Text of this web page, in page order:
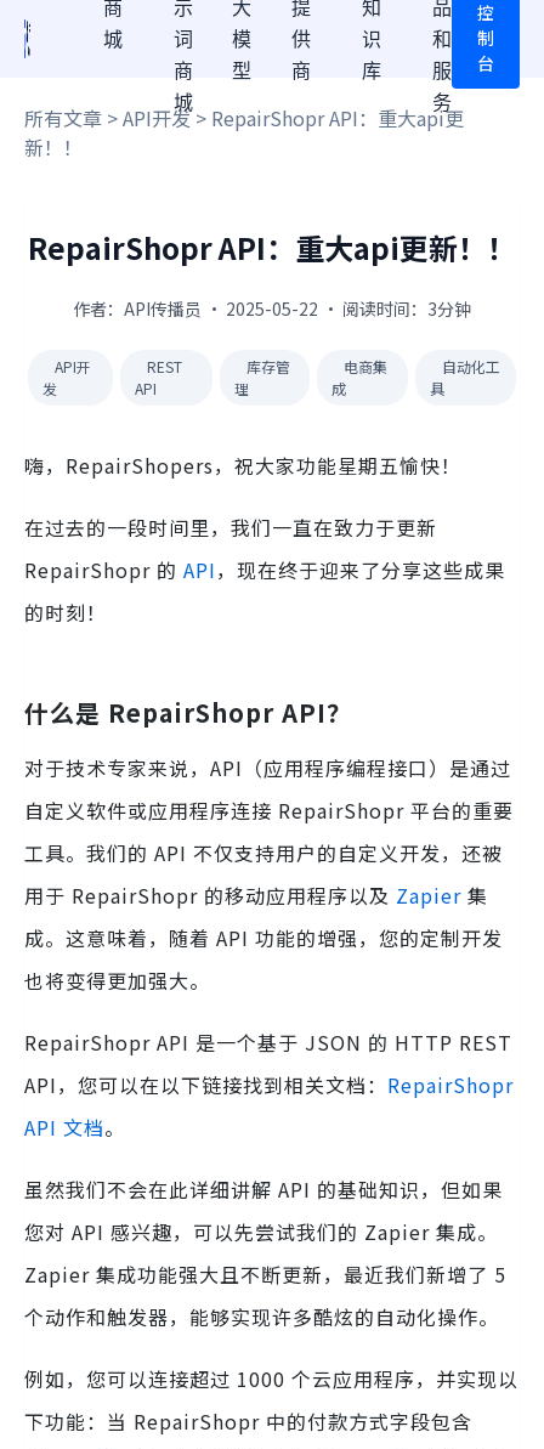
商
城
示
词
商
城
大
模
型
提
供
商
知
识
库
品
和
服
务
控
制
台
所有文章 >API开发> RepairShopr API：重大api更
新！！
RepairShopr API：重大api更新！！
作者：API传播员 · 2025-05-22 · 阅读时间：3分钟
API开
发
REST
API
库存管
理
电商集
成
自动化工
具
嗨，RepairShopers，祝大家功能星期五愉快！
在过去的一段时间里，我们一直在致力于更新
RepairShopr 的 API，现在终于迎来了分享这些成果
的时刻！
什么是 RepairShopr API？
对于技术专家来说，API（应用程序编程接口）是通过
自定义软件或应用程序连接 RepairShopr 平台的重要
工具。我们的 API 不仅支持用户的自定义开发，还被
用于 RepairShopr 的移动应用程序以及 Zapier 集
成。这意味着，随着 API 功能的增强，您的定制开发
也将变得更加强大。
RepairShopr API 是一个基于 JSON 的 HTTP REST
API，您可以在以下链接找到相关文档： RepairShopr
API 文档。
虽然我们不会在此详细讲解 API 的基础知识，但如果
您对 API 感兴趣，可以先尝试我们的 Zapier 集成。
Zapier 集成功能强大且不断更新，最近我们新增了 5
个动作和触发器，能够实现许多酷炫的自动化操作。
例如，您可以连接超过 1000 个云应用程序，并实现以
下功能：当 RepairShopr 中的付款方式字段包含